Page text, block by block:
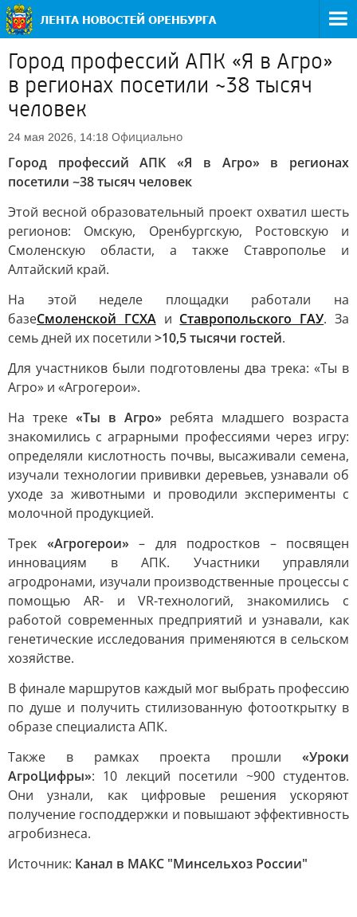
Город профессий АПК «Я в Агро»
в регионах посетили ~38 тысяч
человек
24 мая 2026, 14:18 Официально
Город профессий АПК «Я в Агро» в регионах
посетили ~38 тысяч человек
Этой весной образовательный проект охватил шесть
регионов: Омскую, Оренбургскую, Ростовскую и
Смоленскую области, а также Ставрополье и
Алтайский край.
На этой неделе площадки работали на
базеСмоленской ГСХАи Ставропольского ГАУ. За
семь дней их посетили >10,5 тысячи гостей.
Для участников были подготовлены два трека: «Ты в
Агро» и «Агрогерои».
На треке «Ты в Агро» ребята младшего возраста
знакомились с аграрными профессиями через игру:
определяли кислотность почвы, высаживали семена,
изучали технологии прививки деревьев, узнавали об
уходе за животными и проводили эксперименты с
молочной продукцией.
Трек «Агрогерои»– для подростков – посвящен
инновациям в АПК. Участники управляли
агродронами, изучали производственные процессы с
помощью AR- и VR-технологий, знакомились с
работой современных предприятий и узнавали, как
генетические исследования применяются в сельском
хозяйстве.
В финале маршрутов каждый мог выбрать профессию
по душе и получить стилизованную фотооткрытку в
образе специалиста АПК.
Также в рамках проекта прошли «Уроки
АгроЦифры»: 10 лекций посетили ~900 студентов.
Они узнали, как цифровые решения ускоряют
получение господдержки и повышают эффективность
агробизнеса.
Источник: Канал в МАКС "Минсельхоз России"